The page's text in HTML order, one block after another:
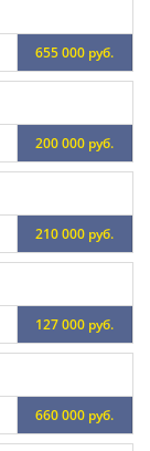
655 000 руб.
200 000 руб.
210 000 руб.
127 000 руб.
660 000 руб.